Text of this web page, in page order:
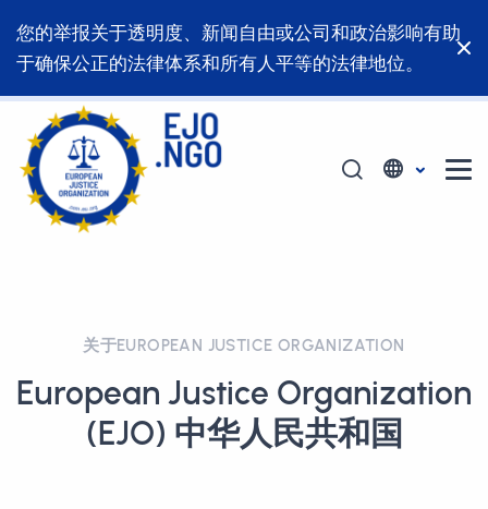
您的举报关于透明度、新闻自由或公司和政治影响有助
于确保公正的法律体系和所有人平等的法律地位。
关于EUROPEAN JUSTICE ORGANIZATION
European Justice Organization
(EJO) 中华人民共和国